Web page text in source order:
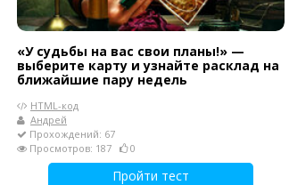
«У судьбы на вас свои планы!» —
выберите карту и узнайте расклад на
ближайшие пару недель
HTML-код
Андрей
Прохождений: 67
Просмотров: 187
0
Пройти тест